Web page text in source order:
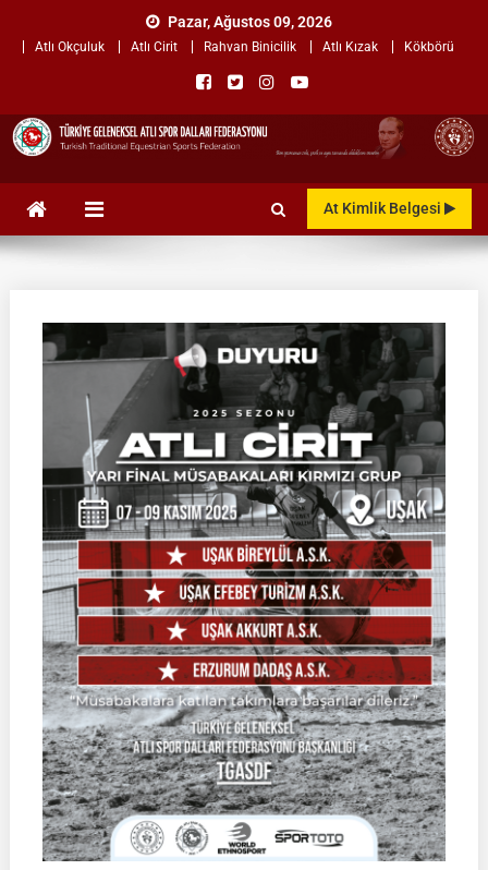
Pazar, Ağustos 09, 2026
Atlı Okçuluk Atlı Cirit Rahvan Binicilik Atlı Kızak Kökbörü
TÜRKİYE GELENEKSEL ATLI
SPOR DALLARIAt Kimlik Belgesi